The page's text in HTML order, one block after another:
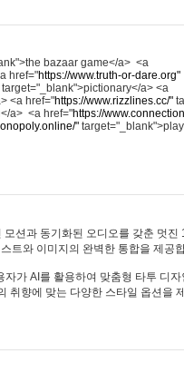
bazaar game</a> <a
href="https://www.truth-or-dare.org"
target="_blank">pictionary</a> <a
<a href="https://www.rizzlines.cc/"
a> <a href="https://
"
션과 동기화된 오디오를 갖춘 멋진
트와 이미지의 완벽한 통합을 제공
자가 AI를 활용하여 맞춤형 타투 디
취향에 맞는 다양한 스타일 옵션을